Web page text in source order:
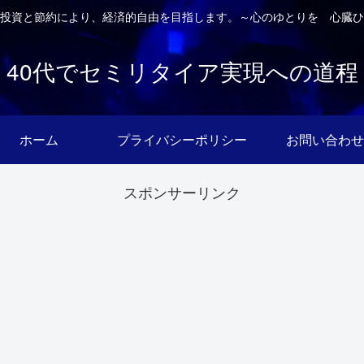
資と節約により、経済的自由を目指します。～心のゆとりを 心臓
40代でセミリタイア実現への道程
ホーム プライバシーポリシー お問い合わせ
スポンサーリンク